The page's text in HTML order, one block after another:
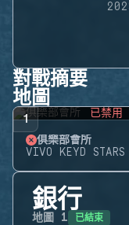
對戰摘要
地圖
1 已禁用
俱樂部會所
VIVO KEYD STARS
銀行
地圖 1 已結束